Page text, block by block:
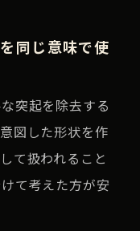
同じ意味で使
突起を除去する
図した形状を作
て扱われること
て考えた方が安